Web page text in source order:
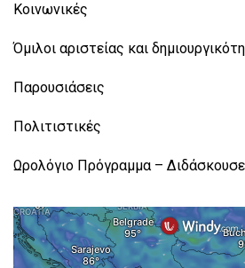
Κοινωνικές
Όμιλοι αριστείας και
Παρουσιάσεις
Πολιτιστικές
Ωρολόγιο Πρόγραμμα –